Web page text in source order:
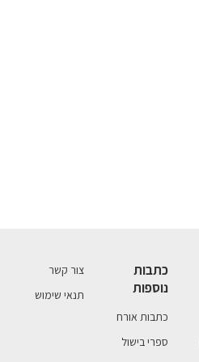
כתבות
נוספות
כתבות אורח
ספרי בישול
צור קשר
תנאי שימוש